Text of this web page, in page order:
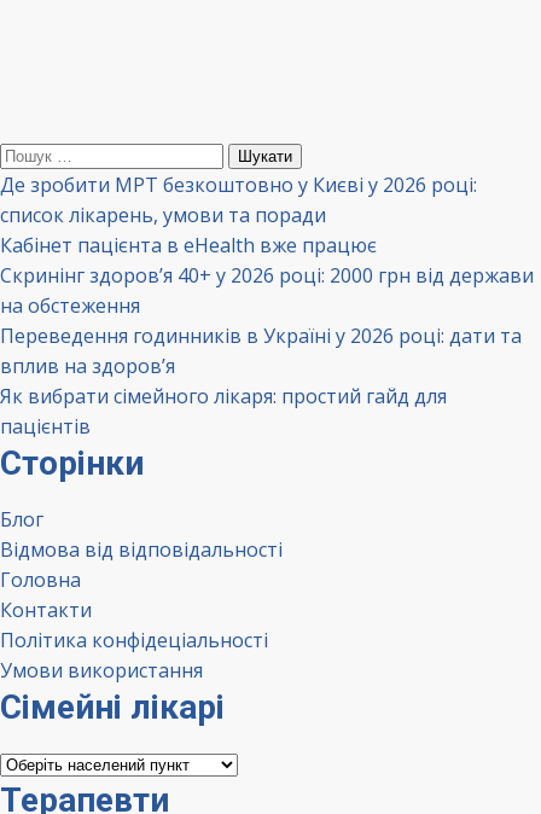
Пошук:
Де зробити МРТ безкоштовно у Києві у 2026 році:
список лікарень, умови та поради
Кабінет пацієнта в eHealth вже працює
Скринінг здоров’я 40+ у 2026 році: 2000 грн від держави
на обстеження
Переведення годинників в Україні у 2026 році: дати та
вплив на здоров’я
Як вибрати сімейного лікаря: простий гайд для
пацієнтів
Сторінки
Блог
Відмова від відповідальності
Головна
Контакти
Політика конфідеціальності
Умови використання
Сімейні лікарі
Сімейні
лікарі
Терапевти